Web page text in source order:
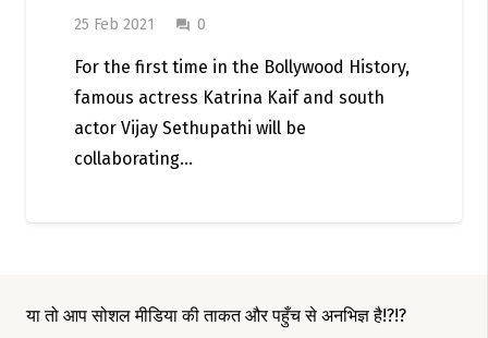
25 Feb 2021 question_answer 0
For the first time in the Bollywood History,
famous actress Katrina Kaif and south
actor Vijay Sethupathi will be
collaborating…
या तो आप सोशल मीडिया की ताकत और पहुँच से अनभिज्ञ है!?!?